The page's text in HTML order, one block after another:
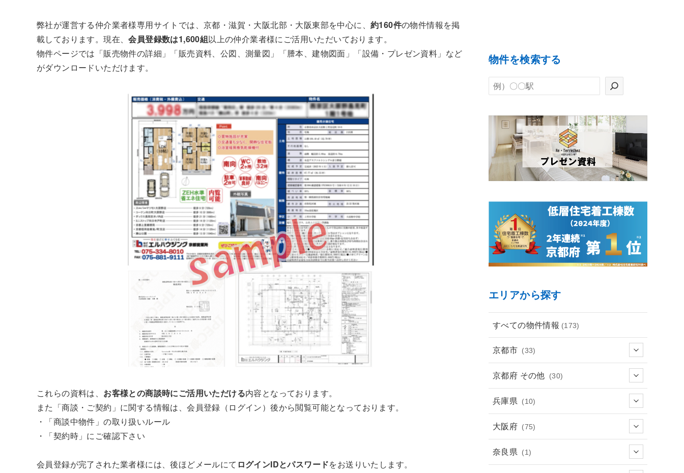
弊社が運営する仲介業者様専用サイトでは、京都・滋賀・大阪北部・大阪東部を中心に、 約160件の物件情報を掲
載しております。現在、会員登録数は1,600組以上の仲介業者様にご活用いただいております。
物件ページでは「販売物件の詳細」「販売資料、公図、測量図」「謄本、建物図面」「設備・プレゼン資料」など
がダウンロードいただけます。
これらの資料は、 お客様との商談時にご活用いただける内容となっております。
また「商談・ご契約」に関する情報は、会員登録（ログイン）後から閲覧可能となっております。
・「商談中物件」の取り扱いルール
・「契約時」にご確認下さい
会員登録が完了された業者様には、後ほどメールにて ログインIDとパスワードをお送りいたします。
物件を検索する
検
索
エリアから探す
すべての物件情報 (173)
京都市 (33)
京都府 その他 (30)
兵庫県 (10)
大阪府 (75)
奈良県 (1)